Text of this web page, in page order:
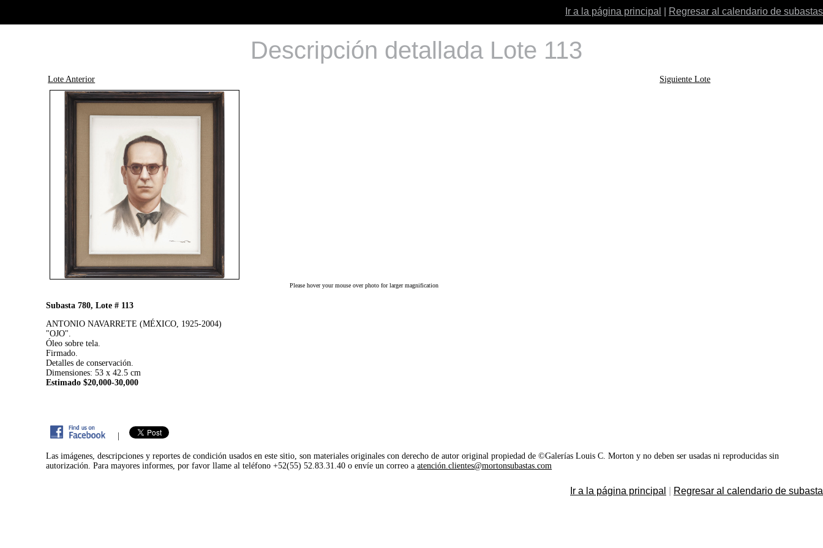
Ir a la página principal Regresar al calendario de subastas
Descripción detallada Lote 113
Lote Anterior Siguiente Lote
Please hover your mouse over photo for larger magnification
Subasta 780, Lote # 113
ANTONIO NAVARRETE (MÉXICO, 1925-2004)
"OJO".
Óleo sobre tela.
Firmado.
Detalles de conservación.
Dimensiones: 53 x 42.5 cm
Estimado $20,000-30,000
|
Las imágenes, descripciones y reportes de condición usados en este sitio, son materiales originales con derecho de autor original propiedad de ©Galerías Louis C. Morton y no deben ser usadas ni reproducidas sin
autorización. Para mayores informes, por favor llame al teléfono +52(55) 52.83.31.40 o envíe un correo aatención.clientes@mortonsubastas.com
Ir a la página principal Regresar al calendario de